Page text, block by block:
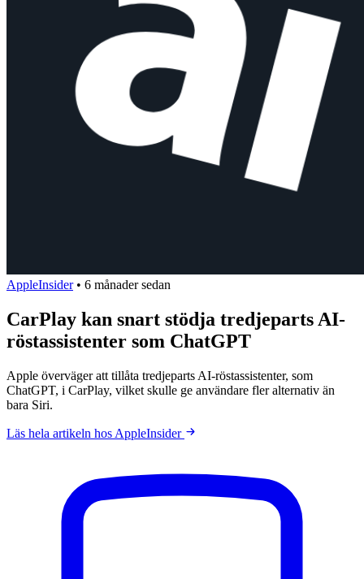
AppleInsider • 6 månader sedan
CarPlay kan snart stödja tredjeparts AI-
röstassistenter som ChatGPT
Apple överväger att tillåta tredjeparts AI-röstassistenter, som
ChatGPT, i CarPlay, vilket skulle ge användare fler alternativ än
bara Siri.
Läs hela artikeln hos AppleInsider